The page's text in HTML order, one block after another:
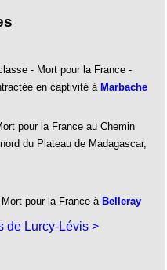
- Mort pour la France -
en captivité à Marbache
pour la France au Chemin
du Plateau de Madagascar,
Mort pour la France àBelleray
de Lurcy-Lévis >